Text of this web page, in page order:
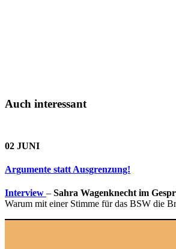
Auch interessant
02 JUNI
Argumente statt Ausgrenzung!
Interview – Sahra Wagenknecht im
Warum mit einer Stimme für das BSW die